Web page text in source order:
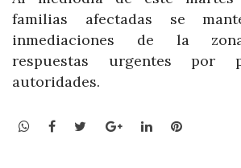
familias afectadas se
inmediaciones de la
respuestas urgentes por
autoridades.
WhatsApp
Facebook
TwitterGoogle+LinkedInPinterest